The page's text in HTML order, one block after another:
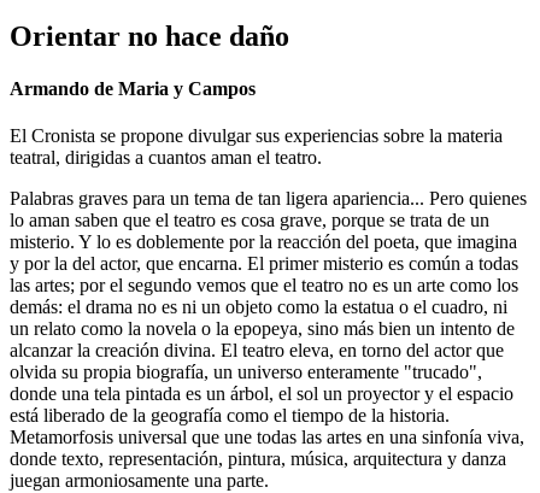
Orientar no hace daño
Armando de Maria y Campos
El Cronista se propone divulgar sus experiencias sobre la materia
teatral, dirigidas a cuantos aman el teatro.
Palabras graves para un tema de tan ligera apariencia... Pero quienes
lo aman saben que el teatro es cosa grave, porque se trata de un
misterio. Y lo es doblemente por la reacción del poeta, que imagina
y por la del actor, que encarna. El primer misterio es común a todas
las artes; por el segundo vemos que el teatro no es un arte como los
demás: el drama no es ni un objeto como la estatua o el cuadro, ni
un relato como la novela o la epopeya, sino más bien un intento de
alcanzar la creación divina. El teatro eleva, en torno del actor que
olvida su propia biografía, un universo enteramente "trucado",
donde una tela pintada es un árbol, el sol un proyector y el espacio
está liberado de la geografía como el tiempo de la historia.
Metamorfosis universal que une todas las artes en una sinfonía viva,
donde texto, representación, pintura, música, arquitectura y danza
juegan armoniosamente una parte.